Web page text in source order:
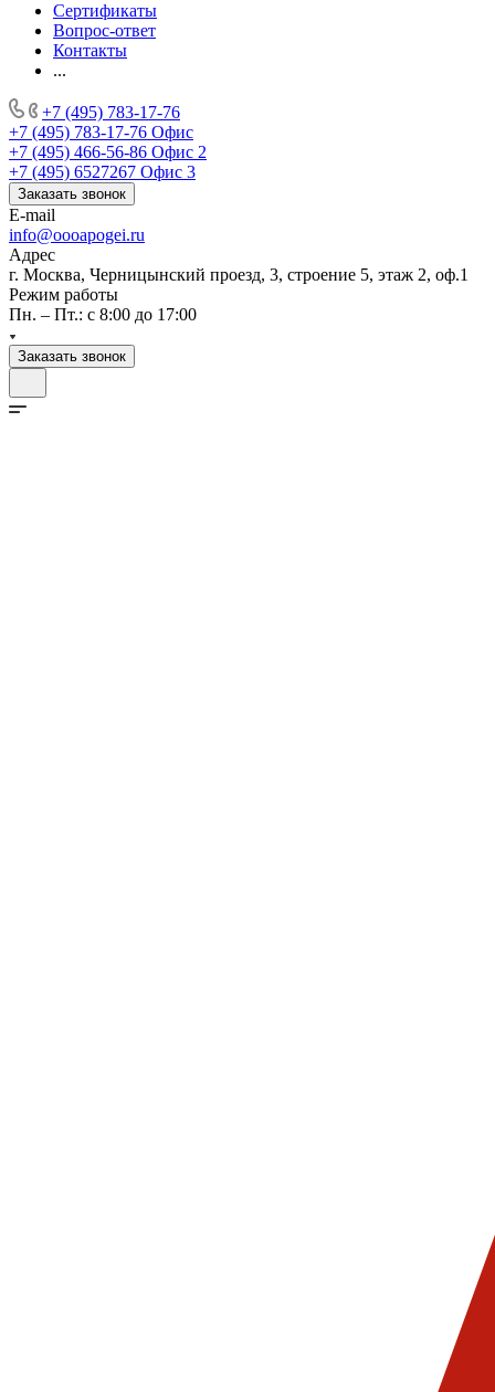
Сертификаты
Вопрос-ответ
Контакты
...
+7 (495) 783-17-76
+7 (495) 783-17-76 Офис
+7 (495) 466-56-86 Офис 2
+7 (495) 6527267 Офис 3
Заказать звонок
E-mail
info@oooapogei.ru
Адрес
г. Москва, Черницынский проезд, 3, строение 5, этаж 2, оф.1
Режим работы
Пн. – Пт.: с 8:00 до 17:00
Заказать звонок